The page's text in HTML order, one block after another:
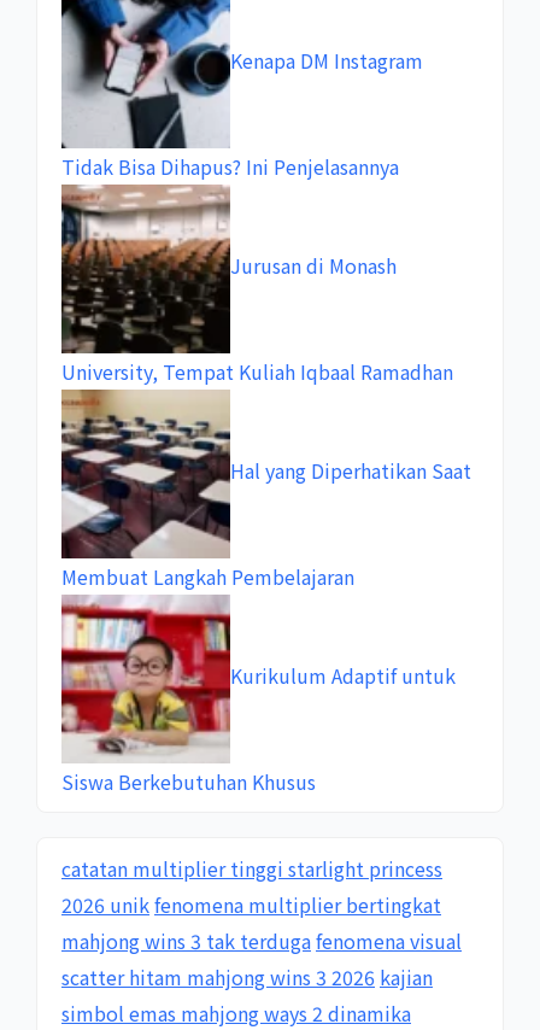
Kenapa DM Instagram
Tidak Bisa Dihapus? Ini Penjelasannya
Jurusan di Monash
University, Tempat Kuliah Iqbaal Ramadhan
Hal yang Diperhatikan Saat
Membuat Langkah Pembelajaran
Kurikulum Adaptif untuk
Siswa Berkebutuhan Khusus
catatan multiplier tinggi starlight princess
2026 unikfenomena multiplier bertingkat
mahjong wins 3 tak terdugafenomena visual
scatter hitam mahjong wins 3 2026 kajian
simbol emas mahjong ways 2 dinamika